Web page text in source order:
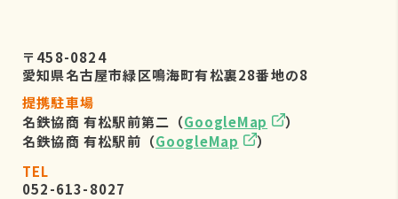
〒458-0824
愛知県名古屋市緑区鳴海町有松裏28番地の8
提携駐車場
名鉄協商 有松駅前第二（GoogleMap
）
名鉄協商 有松駅前（GoogleMap
）
TEL
052-613-8027